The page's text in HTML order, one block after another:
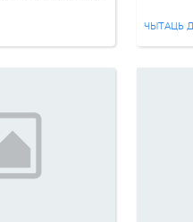
не
только
Церкви”. Во
[…]
не
ведь в
ЧЫТАЦЬ